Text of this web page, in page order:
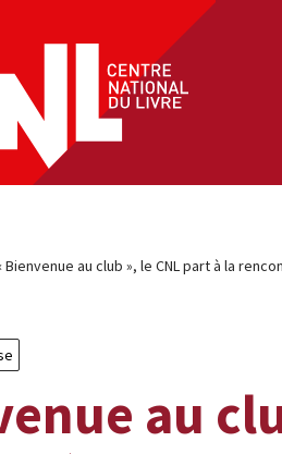
Bienvenue au club », le CNL part à la
au